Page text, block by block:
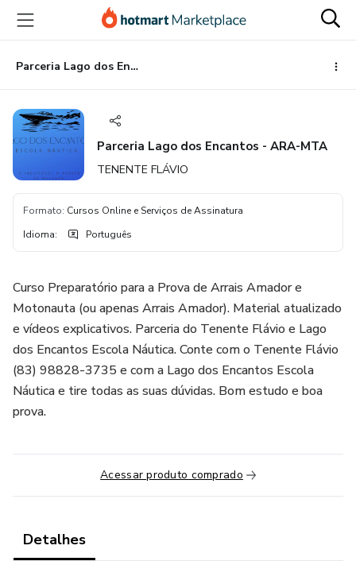
para
conteúdo
principal
para
pagamento
para
rodapé
Parceria Lago dos Encantos - ARA-MTA
Parceria Lago dos Encantos - ARA-MTA
TENENTE FLÁVIO
Formato: Cursos Online e Serviços de Assinatura
Idioma: Português
Curso Preparatório para a Prova de Arrais Amador e
Motonauta (ou apenas Arrais Amador). Material atualizado
e vídeos explicativos. Parceria do Tenente Flávio e Lago
dos Encantos Escola Náutica. Conte com o Tenente Flávio
(83) 98828-3735 e com a Lago dos Encantos Escola
Náutica e tire todas as suas dúvidas. Bom estudo e boa
prova.
Acessar produto comprado
Detalhes